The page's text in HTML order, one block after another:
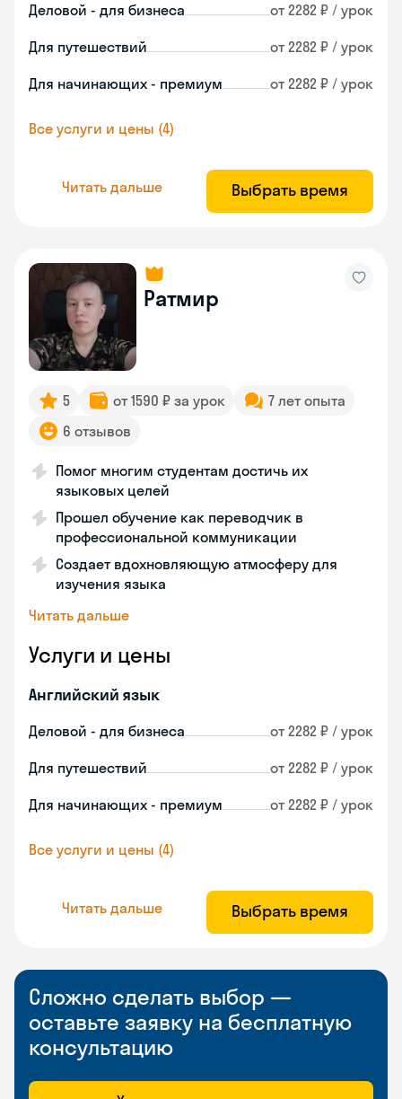
Деловой - для бизнеса от 2282 ₽ / урок
Для путешествий от 2282 ₽ / урок
Для начинающих - премиум от 2282 ₽ / урок
Все услуги и цены (4)
Читать дальше Выбрать время
Ратмир
5 от 1590 ₽ за урок
7 лет опыта
6 отзывов
Помог многим студентам достичь их
языковых целей
Прошел обучение как переводчик в
профессиональной коммуникации
Создает вдохновляющую атмосферу для
изучения языка
Читать дальше
Услуги и цены
Английский язык
Деловой - для бизнеса от 2282 ₽ / урок
Для путешествий от 2282 ₽ / урок
Для начинающих - премиум от 2282 ₽ / урок
Все услуги и цены (4)
Читать дальше Выбрать время
Сложно сделать выбор —
оставьте заявку на бесплатную
консультацию